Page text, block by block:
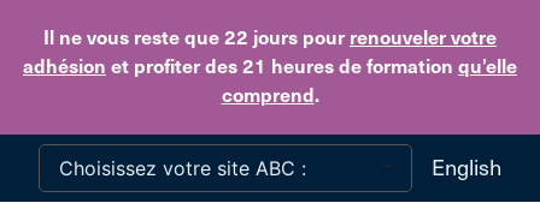
Il ne vous reste que 22 jours pour renouveler votre
adhésion et profiter des 21 heures de formation qu’elle
comprend.
Skip to main content
English